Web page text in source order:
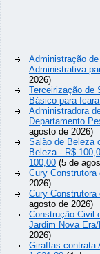
Administração
Administrativa
2026)
Terceirização de
Básico para
Administradora
Departamento
agosto de 2026)
Salão de Beleza
Beleza - R$
100,00 (5 de
Cury Construtora
2026)
Cury Construtora
agosto de 2026)
Construção Civil
Jardim Nova
2026)
Giraffas contrata